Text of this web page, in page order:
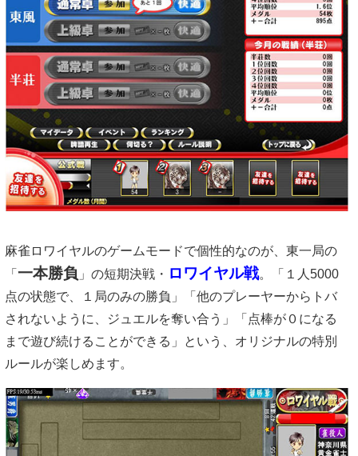
麻雀ロワイヤルのゲームモードで個性的なのが、東一局の
「 一本勝負 」の短期決戦・ ロワイヤル戦。「１人5000
点の状態で、１局のみの勝負」「他のプレーヤーからトバ
されないように、ジュエルを奪い合う」「点棒が０になる
まで遊び続けることができる」という、オリジナルの特別
ルールが楽しめます。